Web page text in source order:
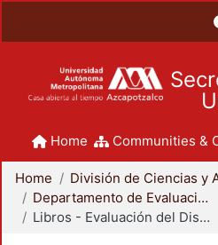
Home Communities &
Home
Departamento de Evaluación del Diseño en el Tiempo
Libros - Evaluación del Diseño en el Tiempo